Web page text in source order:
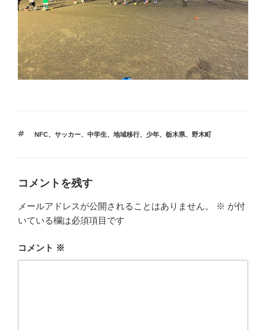
タ
NFC、 サッカー、 中学生、 地域移行、 少年、 栃木県、 野木町
コメントを残す
メールアドレスが公開されることはありません。 ※ が付
いている欄は必須項目です
コメント ※